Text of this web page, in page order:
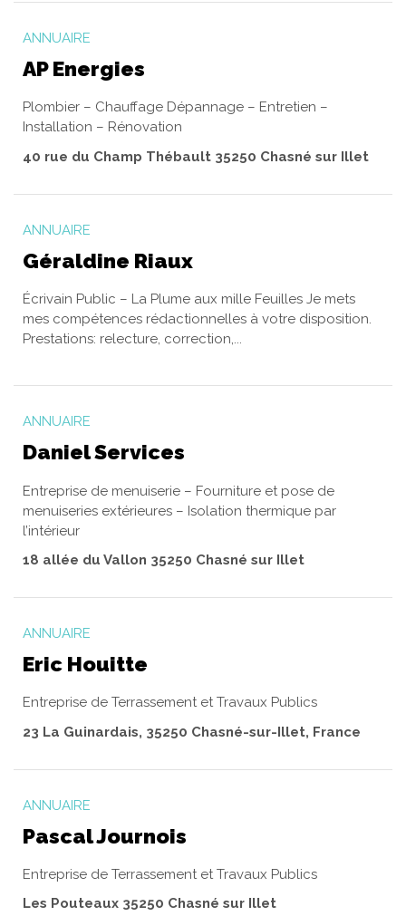
ANNUAIRE
AP Energies
Plombier – Chauffage Dépannage – Entretien –
Installation – Rénovation
40 rue du Champ Thébault 35250 Chasné sur Illet
ANNUAIRE
Géraldine Riaux
Écrivain Public – La Plume aux mille Feuilles Je mets
mes compétences rédactionnelles à votre disposition.
Prestations: relecture, correction,...
ANNUAIRE
Daniel Services
Entreprise de menuiserie – Fourniture et pose de
menuiseries extérieures – Isolation thermique par
l’intérieur
18 allée du Vallon 35250 Chasné sur Illet
ANNUAIRE
Eric Houitte
Entreprise de Terrassement et Travaux Publics
23 La Guinardais, 35250 Chasné-sur-Illet, France
ANNUAIRE
Pascal Journois
Entreprise de Terrassement et Travaux Publics
Les Pouteaux 35250 Chasné sur Illet